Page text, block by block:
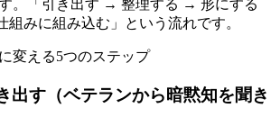
。「引き出す → 整理する → 形にする
みに組み込む」という流れです。
出す（ベテランから暗黙知を聞き